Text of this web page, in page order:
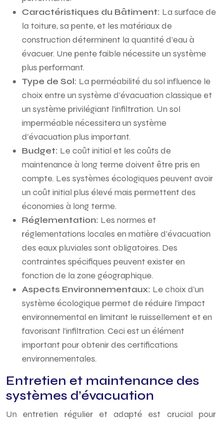
Caractéristiques du Bâtiment: La surface de
la toiture, sa pente, et les matériaux de
construction déterminent la quantité d’eau à
évacuer. Une pente faible nécessite un système
plus performant.
Type de Sol: La perméabilité du sol influence le
choix entre un système d’évacuation classique et
un système privilégiant l’infiltration. Un sol
imperméable nécessitera un système
d’évacuation plus important.
Budget: Le coût initial et les coûts de
maintenance à long terme doivent être pris en
compte. Les systèmes écologiques peuvent avoir
un coût initial plus élevé mais permettent des
économies à long terme.
Réglementation: Les normes et
réglementations locales en matière d’évacuation
des eaux pluviales sont obligatoires. Des
contraintes spécifiques peuvent exister en
fonction de la zone géographique.
Aspects Environnementaux: Le choix d’un
système écologique permet de réduire l’impact
environnemental en limitant le ruissellement et en
favorisant l’infiltration. Ceci est un élément
important pour obtenir des certifications
environnementales.
Entretien et maintenance des
systèmes d’évacuation
Un entretien régulier et adapté est crucial pour